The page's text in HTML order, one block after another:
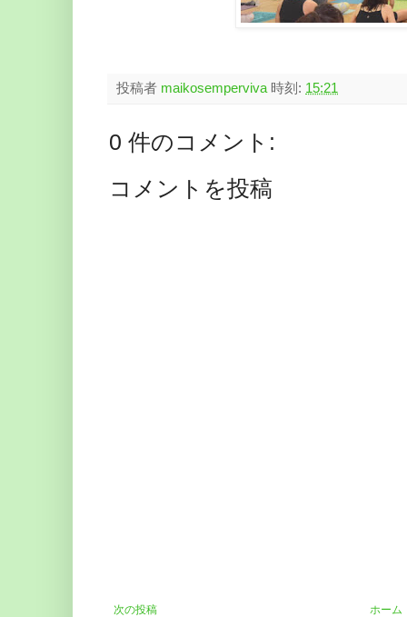
投稿者 maikosemperviva 時刻: 15:21
0 件のコメント:
コメントを投稿
次の投稿 ホーム